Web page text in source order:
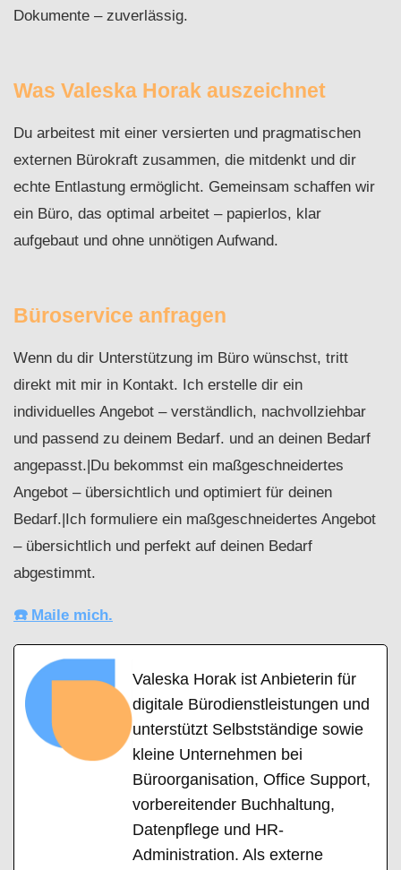
Dokumente – zuverlässig.
Was Valeska Horak auszeichnet
Du arbeitest mit einer versierten und pragmatischen
externen Bürokraft zusammen, die mitdenkt und dir
echte Entlastung ermöglicht. Gemeinsam schaffen wir
ein Büro, das optimal arbeitet – papierlos, klar
aufgebaut und ohne unnötigen Aufwand.
Büroservice anfragen
Wenn du dir Unterstützung im Büro wünschst, tritt
direkt mit mir in Kontakt. Ich erstelle dir ein
individuelles Angebot – verständlich, nachvollziehbar
und passend zu deinem Bedarf. und an deinen Bedarf
angepasst.|Du bekommst ein maßgeschneidertes
Angebot – übersichtlich und optimiert für deinen
Bedarf.|Ich formuliere ein maßgeschneidertes Angebot
– übersichtlich und perfekt auf deinen Bedarf
abgestimmt.
☎️ Maile mich.
Valeska Horak ist Anbieterin für
digitale Bürodienstleistungen und
unterstützt Selbstständige sowie
kleine Unternehmen bei
Büroorganisation, Office Support,
vorbereitender Buchhaltung,
Datenpflege und HR-
Administration. Als externe